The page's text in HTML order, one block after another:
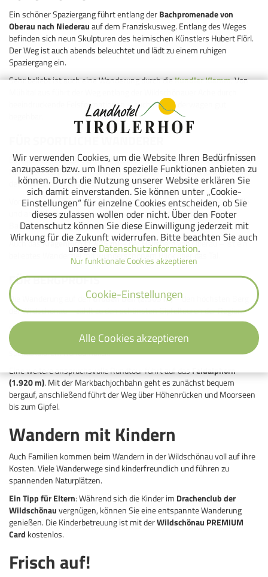
Ein schöner Spaziergang führt entlang derBachpromenade von
Oberau nach Niederauauf dem Franziskusweg. Entlang des Weges
befinden sich neun Skulpturen des heimischen Künstlers Hubert Flörl.
Der Weg ist auch abends beleuchtet und lädt zu einem ruhigen
Spaziergang ein.
Sehr beliebt ist auch eine Wanderung durch dieKundler Klamm. Von
beeindruckende Felsformationen – auch mit Kinderwagen gut
Eine abwechslungsreiche Rundtour führt rund um den Roßkopf. Vom
Hotel geht es über den Franziskusweg nach Niederau und weiter mit
der Markbachjochbahn zur Bergstation.
Von dort wandern Sie zur Brixentaler Holzalm, zur Horlerstieglkapelle
und anschließend über den Adlerweg nach Auffach. Über die
Bachpromenade geht es schließlich zurück nach Oberau.
Auch dasKragenjoch (1.425 m)– der Hausberg von Oberau – ist ein
beliebtes Wanderziel mit wunderschönem Blick über das Tal.
FÜR BERGPROFIS
Die Wanderung auf denGroßen Beil (2.309 m)– den höchsten Berg
der Wildschönau – zählt zu den schönsten Gipfeltouren der Region.
Startpunkt ist die Schönangeralm. Von dort führt der Weg über die
Kundlalm und die Gressensteinalm hinauf zum Gipfel mit
spektakulärem Rundumblick.
Eine weitere anspruchsvolle Rundtour führt auf dasFeldalphorn
(1.920 m). Mit der Markbachjochbahn geht es zunächst bequem
bergauf, anschließend führt der Weg über Höhenrücken und Moorseen
bis zum Gipfel.
Wandern mit Kindern
Auch Familien kommen beim Wandern in der Wildschönau voll auf ihre
Kosten. Viele Wanderwege sind kinderfreundlich und führen zu
spannenden Naturplätzen.
Ein Tipp für Eltern: Während sich die Kinder im Drachenclub der
Wildschönauvergnügen, können Sie eine entspannte Wanderung
genießen. Die Kinderbetreuung ist mit derWildschönau PREMIUM
Card kostenlos.
Frisch auf!
Wir verwenden Cookies, um die Website Ihren Bedürfnissen
anzupassen bzw. um Ihnen spezielle Funktionen anbieten zu
können. Durch die Nutzung unserer Website erklären Sie
sich damit einverstanden. Sie können unter „Cookie-
Einstellungen“ für einzelne Cookies entscheiden, ob Sie
dieses zulassen wollen oder nicht. Über den Footer
Datenschutz können Sie diese Einwilligung jederzeit mit
Wirkung für die Zukunft widerrufen. Bitte beachten Sie auch
unsere Datenschutzinformation.
Nur funktionale Cookies akzeptieren
Cookie-Einstellungen
Alle Cookies akzeptieren